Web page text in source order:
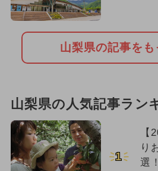
山梨県の記事をも
山梨県の人気記事ラン
1
【
り
選